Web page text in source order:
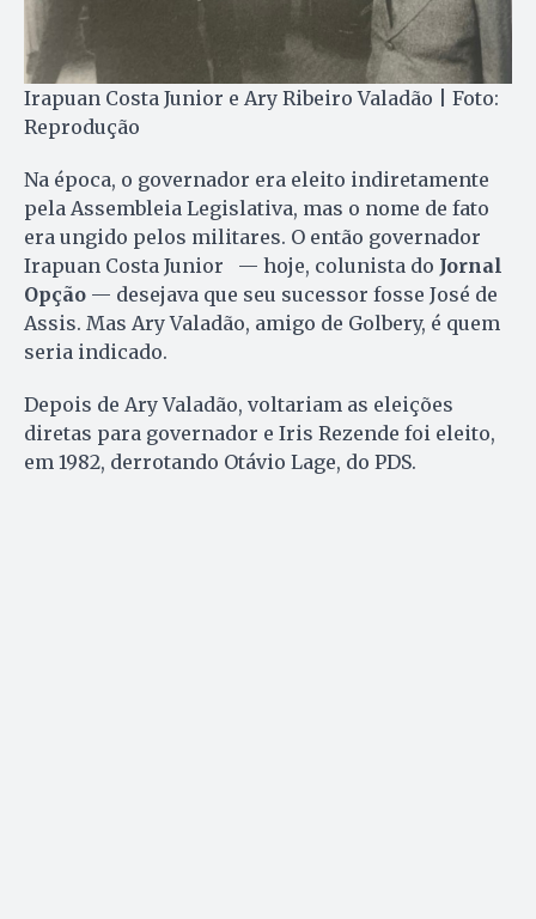
Irapuan Costa Junior e Ary Ribeiro Valadão | Foto:
Reprodução
Na época, o governador era eleito indiretamente
pela Assembleia Legislativa, mas o nome de fato
era ungido pelos militares. O então governador
Irapuan Costa Junior — hoje, colunista do Jornal
Opção — desejava que seu sucessor fosse José de
Assis. Mas Ary Valadão, amigo de Golbery, é quem
seria indicado.
Depois de Ary Valadão, voltariam as eleições
diretas para governador e Iris Rezende foi eleito,
em 1982, derrotando Otávio Lage, do PDS.